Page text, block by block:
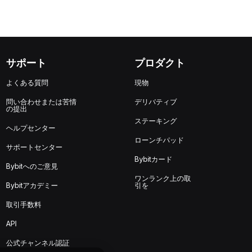
サポート
よくある質問
問い合わせまたは苦情
の提出
ヘルプセンター
サポートセンター
Bybitへのご意見
Bybitアカデミー
取引手数料
API
公式チャンネル認証
プロダクト
現物
デリバティブ
ステーキング
ローンチパッド
Bybitカード
ワンランク上の取
引を